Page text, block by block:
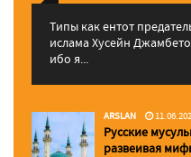
Типы как ентот
ислама Хусейн
ибо я...
ARSLAN
Русские
pазвеивая